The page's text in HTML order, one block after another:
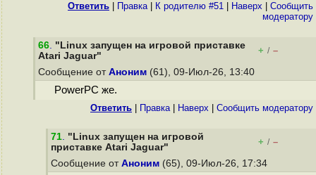
Ответить Правка| К родителю #51 Наверх
Cообщить
модератору
66. "Linux запущен на игровой приставке
Atari Jaguar"
+ / –
Сообщение от Аноним (61), 09-Июл-26, 13:40
PowerPC же.
Ответить Правка| Наверх Cообщить модератору
71. "Linux запущен на игровой
приставке Atari Jaguar"
+ / –
Сообщение от Аноним (65), 09-Июл-26, 17:34